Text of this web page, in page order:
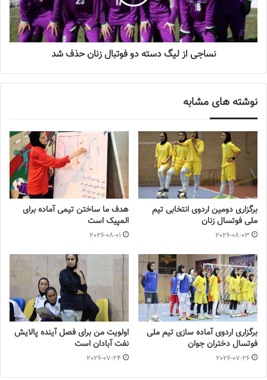
دروازه تیم ملی حراست می‌کرد. بعد از ثبت گل، بازیکنان ویتنام در
سودای مدیریت بازی و خلق موقعیت‌های بیشتر برای رسیدن به گل دوم
بودند و در سوی مقابل، ملی‌پوشانفوتسال زنان ایرانتلاش می‌کردند
گل خورده را جبران کنند.
نوشته های مشابه
جنجال جدید در سوپرلیگ فوتسال
2022-12-11
لیست تیم ملی فوتسال زنان اعلام شد
2025-04-28
سرنوشت عجیب ستاره ایرانی در تورکال
برگزاری اردوی انتخابی تیم ملی فوتسال
بانوان
2023-08-01
فاطمه رحمتی بعد از چند تلاش نافرجام ملی‌پوشان، فرصت خوبی برای
نساجی از لیگ دسته دو فوتبال زنان حذف شد
نوشته های مشابه
برگزاری دومین اردوی انتخابی تیم
ملی فوتسال زنان
2026-08-03
هدف ما ساختن تیمی آماده برای
المپیک است
2026-08-01
برگزاری اردوی آماده سازی تیم ملی
فوتسال دختران جوان
2026-07-26
اولویت من برای فصل آینده پالایش
نفت آبادان است
2026-07-24